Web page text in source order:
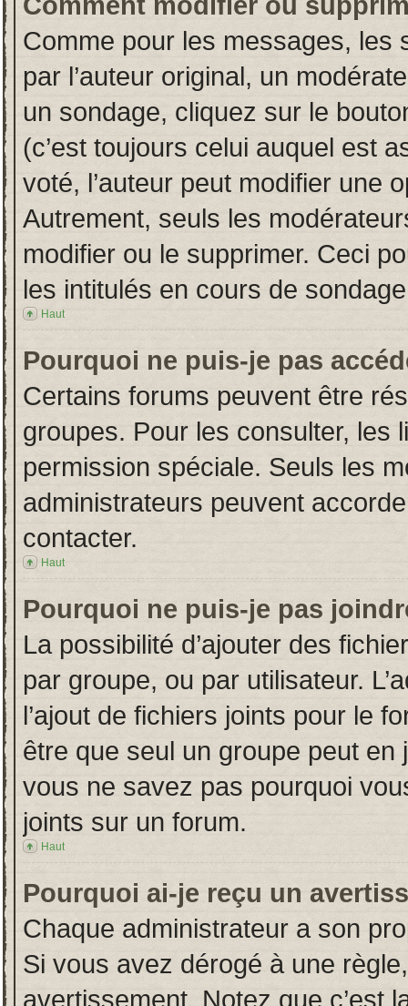
Comme pour les messages, les
par l’auteur original, un
un sondage, cliquez sur le
(c’est toujours celui auquel est
voté, l’auteur peut modifier une
Autrement, seuls les
modifier ou le supprimer. Ceci
les intitulés en cours de
Haut
Pourquoi ne puis-je pas
Certains forums peuvent être
groupes. Pour les consulter, les
permission spéciale. Seuls les
administrateurs peuvent
contacter.
Haut
Pourquoi ne puis-je pas
La possibilité d’ajouter des
par groupe, ou par utilisateur.
l’ajout de fichiers joints pour le
être que seul un groupe peut en
vous ne savez pas pourquoi
joints sur un forum.
Haut
Pourquoi ai-je reçu un
Chaque administrateur a son
Si vous avez dérogé à une
avertissement. Notez que c’est